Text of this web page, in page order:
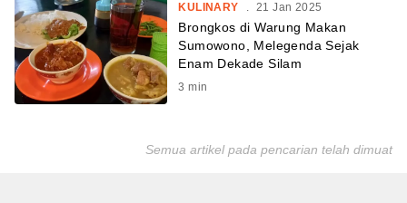
KULINARY . 21 Jan 2025
Brongkos di Warung Makan
Sumowono, Melegenda Sejak
Enam Dekade Silam
3 min
Semua artikel pada pencarian telah dimuat